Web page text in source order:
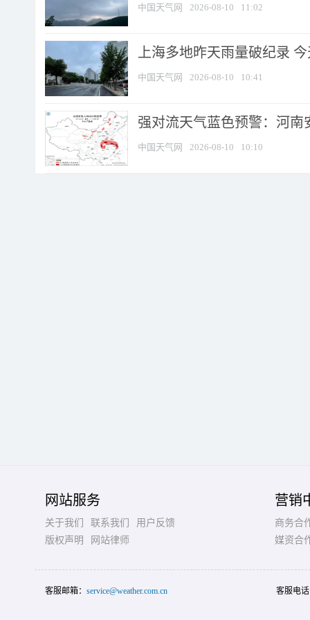
中国天气网 2026-08-10 11:02
上海多地昨天雨量破纪录
中国天气网 2026-08-10 10:41
强对流天气蓝色预警：河南
中国天气网 2026-08-10 10:10
网站服务
关于我们 联系我们
用户反馈
版权声明
网站律师
营销
商务合
媒资合
客服邮箱： service@weather.com.cn 客服电